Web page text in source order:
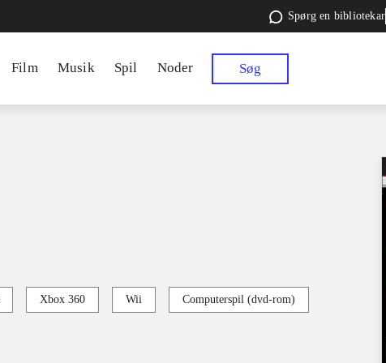
Spørg en bibliotekar
Film Musik Spil Noder Søg
Xbox 360 Wii Computerspil (dvd-rom)